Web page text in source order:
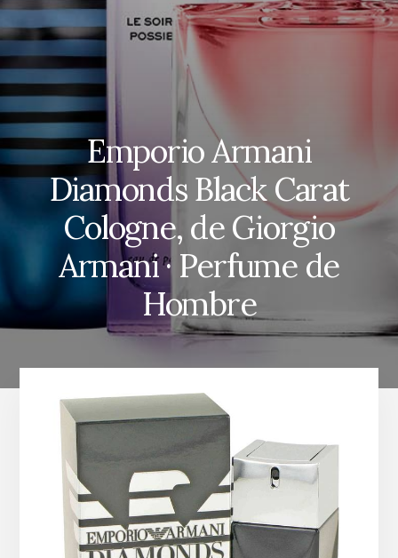
Emporio Armani
Diamonds Black Carat
Cologne, de Giorgio
Armani · Perfume de
Hombre